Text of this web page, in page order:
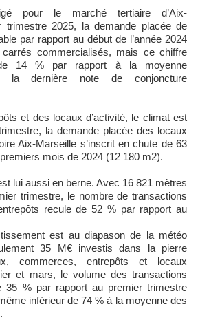
trimestre 2025, la demande placée de
par rapport au début de l’année 2024
commercialisés, mais ce chiffre
14 % par rapport à la moyenne
la dernière note de conjoncture
et des locaux d’activité, le climat est
la demande placée des locaux
Aix-Marseille s’inscrit en chute de 63
mois de 2024 (12 180 m2).
lui aussi en berne. Avec 16 821 mètres
trimestre, le nombre de transactions
recule de 52 % par rapport au
est au diapason de la météo
35 M€ investis dans la pierre
commerces, entrepôts et locaux
et mars, le volume des transactions
35 % par rapport au premier trimestre
inférieur de 74 % à la moyenne des